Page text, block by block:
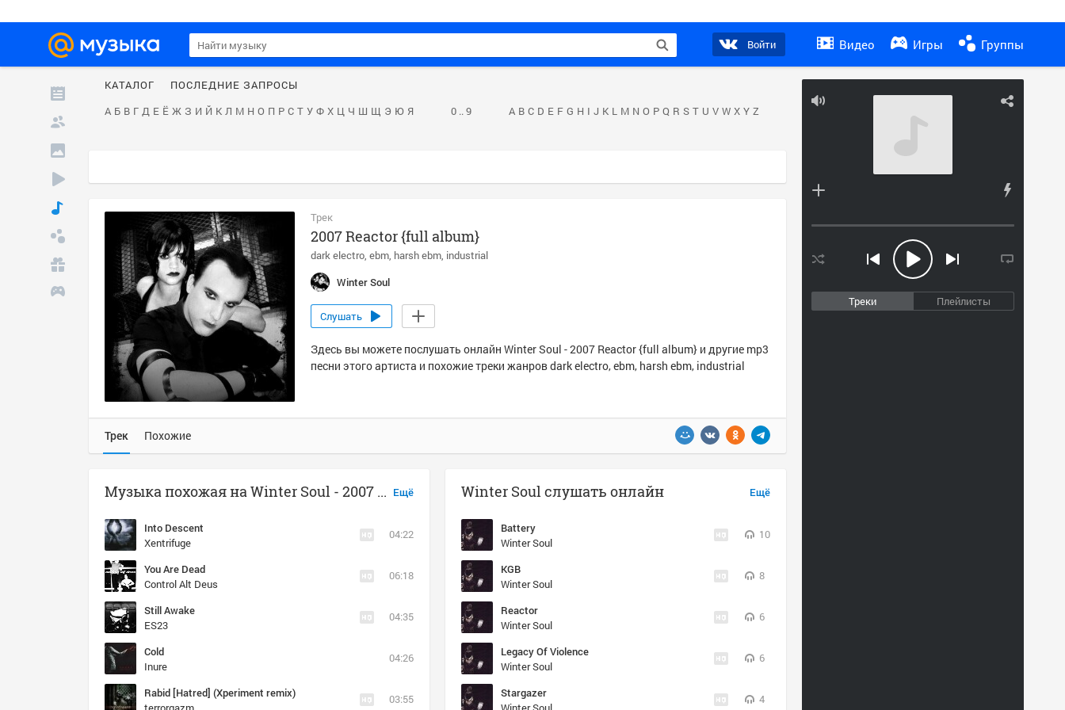
Войти Видео Игры Группы
Треки Плейлисты
КАТАЛОГ
ПОСЛЕДНИЕ ЗАПРОСЫ
А Б В Г Д Е Ё Ж З И Й К Л М Н О П Р С Т У Ф Х Ц Ч Ш Щ Э Ю Я 0 .. 9 A B C D E F G H I J K L M N O P Q R S T U V W X Y Z
Трек
2007 Reactor {full album}
dark electro ebm harsh ebm industrial
Winter Soul
Слушать
Здесь вы можете послушать онлайн Winter Soul - 2007 Reactor {full album} и другие mp3
песни этого артиста и похожие треки жанров dark electro, ebm, harsh ebm, industrial
Трек Похожие
Ещё
Музыка похожая на Winter Soul - 2007 Reactor {full album}
Into Descent
Xentrifuge
04:22
You Are Dead
Control Alt Deus
06:18
Still Awake
ES23
04:35
Cold
Inure
04:26
Rabid [Hatred] (Xperiment remix)
03:55
Ещё
Winter Soul слушать онлайн
Battery
Winter Soul
10
KGB
Winter Soul
8
Reactor
Winter Soul
6
Legacy Of Violence
Winter Soul
6
Stargazer
4